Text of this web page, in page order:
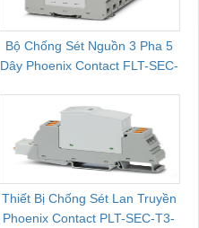
Bộ Chống Sét Nguồn 3 Pha 5
Dây Phoenix Contact FLT-SEC-
Thiết Bị Chống Sét Lan Truyền
Phoenix Contact PLT-SEC-T3-